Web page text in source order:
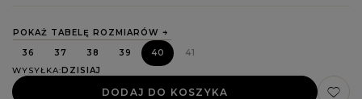
POKAŻ TABELĘ ROZMIARÓW
36
37 38 39 40
41
WYSYŁKA DZISIAJ
DODAJ DO KOSZYKA